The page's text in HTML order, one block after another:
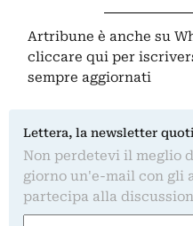
Artribune è anche su
cliccare qui per
sempre aggiornati
Lettera, la newsletter
Non perdetevi il meglio
giorno un'e-mail con gli
partecipa alla